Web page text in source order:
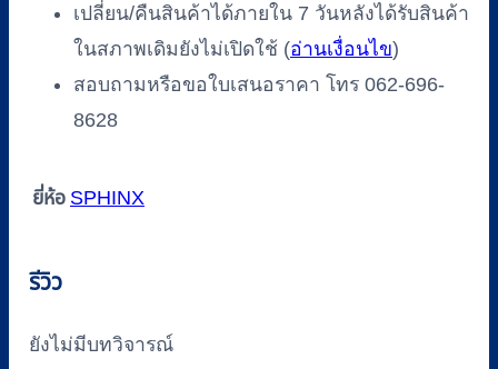
เปลี่ยน/คืนสินค้าได้ภายใน 7 วันหลังได้รับสินค้า
ในสภาพเดิมยังไม่เปิดใช้ (อ่านเงื่อนไข)
สอบถามหรือขอใบเสนอราคา โทร 062-696-
8628
ยี่ห้อ SPHINX
รีวิว
ยังไม่มีบทวิจารณ์